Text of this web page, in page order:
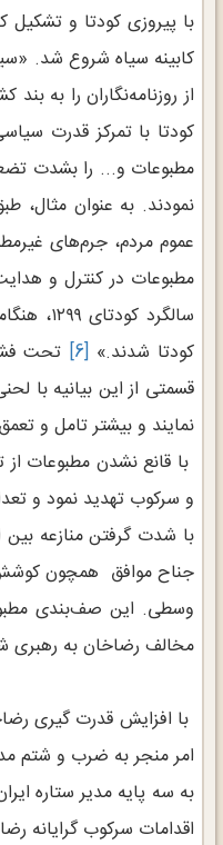
با پیروزی کودتا و
کابینه سیاه شروع شد.
از روزنامه‌نگاران را به بند
کودتا با تمرکز قدرت
مطبوعات و... را بشدت
نمودند. به عنوان مثال،
عموم‌ مردم،‌ جرم‌‌‌‌‌های‌
مطبوعات در کنترل و
سالگرد
کودتا شدند.» [6]
تحت
قسمتی از این بیانیه با
نمایند و بیشتر تامل و
و سرکوب تهدید نمود و
با شدت گرفتن منازعه
جناح موافق همچون
وسطی. این صف‌بندی
مخالف رضاخان به رهبری
با افزایش قدرت گیری
امر منجر به ضرب و شتم
به سه پایه مدیر ستاره
اقدامات سرکوب گرایانه